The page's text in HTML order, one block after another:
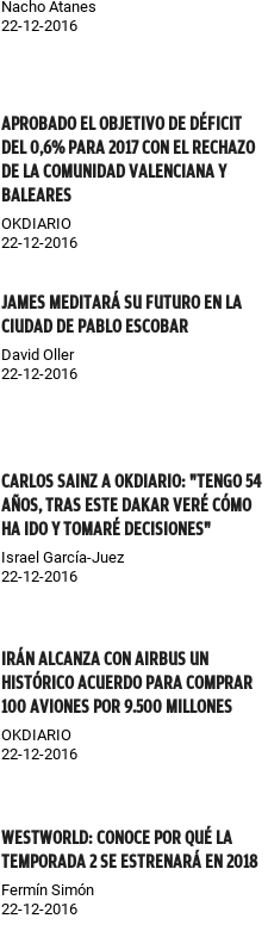
Nacho Atanes
22-12-2016
APROBADO EL OBJETIVO DE DÉFICIT
DEL 0,6% PARA 2017 CON EL RECHAZO
DE LA COMUNIDAD VALENCIANA Y
BALEARES
OKDIARIO
22-12-2016
JAMES MEDITARÁ SU FUTURO EN LA
CIUDAD DE PABLO ESCOBAR
David Oller
22-12-2016
CARLOS SAINZ A OKDIARIO: "TENGO 54
AÑOS, TRAS ESTE DAKAR VERÉ CÓMO
HA IDO Y TOMARÉ DECISIONES"
Israel García-Juez
22-12-2016
IRÁN ALCANZA CON AIRBUS UN
HISTÓRICO ACUERDO PARA COMPRAR
100 AVIONES POR 9.500 MILLONES
OKDIARIO
22-12-2016
WESTWORLD: CONOCE POR QUÉ LA
TEMPORADA 2 SE ESTRENARÁ EN 2018
Fermín Simón
22-12-2016